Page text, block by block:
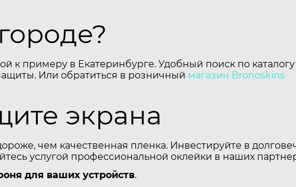
к примеру в Екатеринбурге. Удобный поиск по
Или обратиться в розничный магазин Bronoskins
экрана
чем качественная пленка. Инвестируйте в
услугой профессиональной оклейки в наших
для ваших устройств.